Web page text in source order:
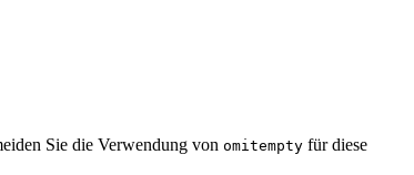
Sie die Verwendung von omitempty für diese